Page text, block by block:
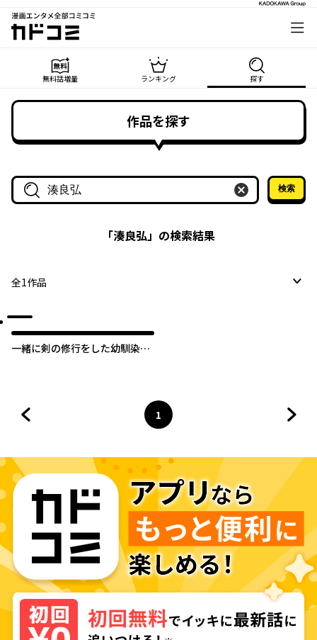
漫画エンタメ全部コミコミ
カドコミ
無料話増量 ランキング 探す
作品を探す
作品名・作家名で探す
検索
「湊良弘」の検索結果
全1作品
一緒に剣の修行をした幼馴染が
ページ
1
へ